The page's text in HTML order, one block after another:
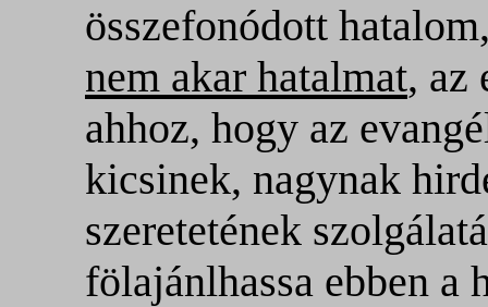
összefonódott
nem akar hatalmat, az
ahhoz, hogy az
kicsinek, nagynak
szeretetének
fölajánlhassa ebben a